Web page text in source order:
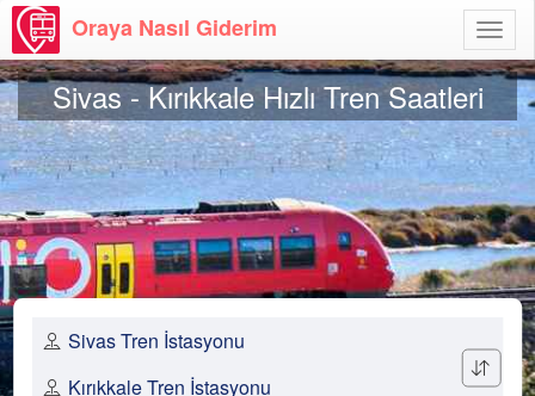
Aç
Oraya Nasıl Giderim
Sivas - Kırıkkale Hızlı Tren Saatleri